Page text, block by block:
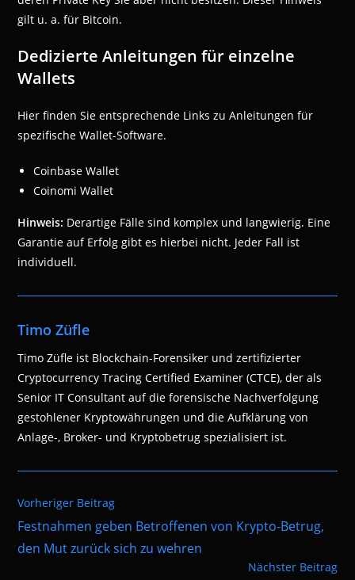
gilt u. a. für Bitcoin.
Dedizierte Anleitungen für einzelne
Wallets
Hier finden Sie entsprechende Links zu Anleitungen für
spezifische Wallet-Software.
Coinbase Wallet
Coinomi Wallet
Hinweis: Derartige Fälle sind komplex und langwierig. Eine
Garantie auf Erfolg gibt es hierbei nicht. Jeder Fall ist
individuell.
Timo Züfle
Timo Züfle ist Blockchain-Forensiker und zertifizierter
Cryptocurrency Tracing Certified Examiner (CTCE), der als
Senior IT Consultant auf die forensische Nachverfolgung
gestohlener Kryptowährungen und die Aufklärung von
Anlage-, Broker- und Kryptobetrug spezialisiert ist.
Weitere
ansehen
Vorheriger Beitrag
Festnahmen geben Betroffenen von Krypto-Betrug,
den Mut zurück sich zu wehren
Nächster Beitrag